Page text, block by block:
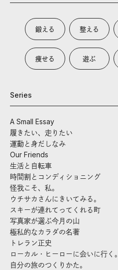
鍛える 整える
痩せる 遊ぶ
Series
A Small Essay
履きたい、走りたい
運動と身だしなみ
Our Friends
生活と自転車
時間割とコンディショニング
怪我こそ、私。
ウチサカさんにきいてみる。
スキーが連れてってくれる町
写真家が選ぶ今月の山
極私的なカラダの名著
トレラン正史
ローカル・ヒーローに会いに行く。
自分の旅のつくりかた。